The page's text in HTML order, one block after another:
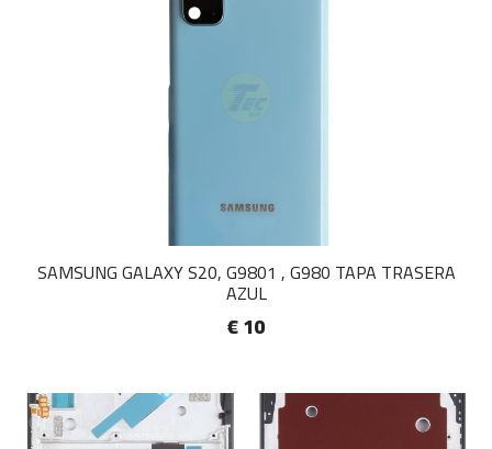
SAMSUNG GALAXY S20, G9801 , G980 TAPA TRASERA
AZUL
€ 10